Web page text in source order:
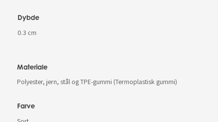
Dybde
0.3 cm
Materiale
Polyester, jern, stål og TPE-gummi (Termoplastisk gummi)
Farve